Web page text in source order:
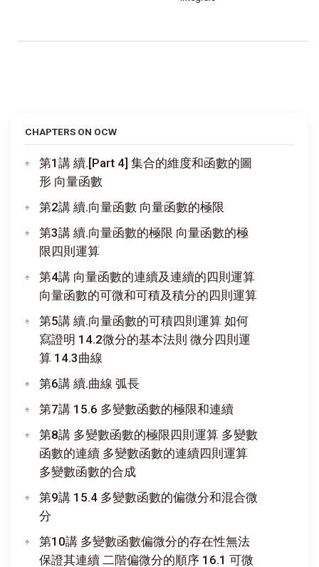
CHAPTERS ON OCW
第1講 續.[Part 4] 集合的維度和函數的圖
形 向量函數
第2講 續.向量函數 向量函數的極限
第3講 續.向量函數的極限 向量函數的極
限四則運算
第4講 向量函數的連續及連續的四則運算
向量函數的可微和可積及積分的四則運算
第5講 續.向量函數的可積四則運算 如何
寫證明 14.2微分的基本法則 微分四則運
算 14.3曲線
第6講 續.曲線 弧長
第7講 15.6 多變數函數的極限和連續
第8講 多變數函數的極限四則運算 多變數
函數的連續 多變數函數的連續四則運算
多變數函數的合成
第9講 15.4 多變數函數的偏微分和混合微
分
第10講 多變數函數偏微分的存在性無法
保證其連續 二階偏微分的順序 16.1 可微